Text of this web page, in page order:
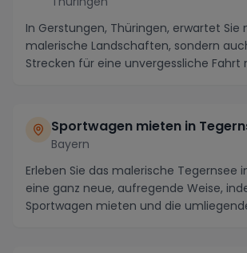
In Gerstungen, Thüringen, erwartet Sie
malerische Landschaften, sondern
Strecken für eine unvergessliche Fahrt
Sportwagen mieten in
Bayern
Erleben Sie das malerische Tegernsee
eine ganz neue, aufregende Weise,
Sportwagen mieten und die